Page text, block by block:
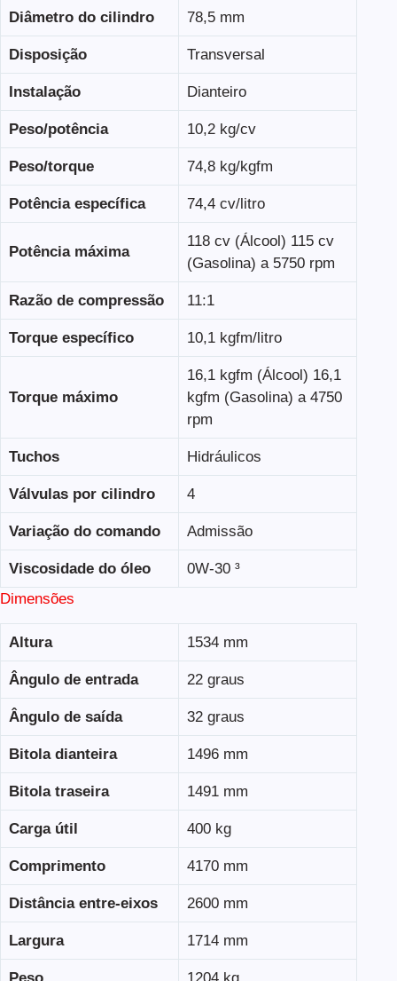
Diâmetro do cilindro 78,5 mm
Disposição Transversal
Instalação Dianteiro
Peso/potência 10,2 kg/cv
Peso/torque 74,8 kg/kgfm
Potência específica 74,4 cv/litro
Potência máxima
118 cv (Álcool) 115 cv
(Gasolina) a 5750 rpm
Razão de compressão 11:1
Torque específico 10,1 kgfm/litro
Torque máximo
16,1 kgfm (Álcool) 16,1
kgfm (Gasolina) a 4750
rpm
Tuchos Hidráulicos
Válvulas por cilindro 4
Variação do comando Admissão
Viscosidade do óleo
0W-30 ³
Dimensões
Altura 1534 mm
Ângulo de entrada 22 graus
Ângulo de saída 32 graus
Bitola dianteira 1496 mm
Bitola traseira 1491 mm
Carga útil 400 kg
Comprimento 4170 mm
Distância entre-eixos 2600 mm
Largura 1714 mm